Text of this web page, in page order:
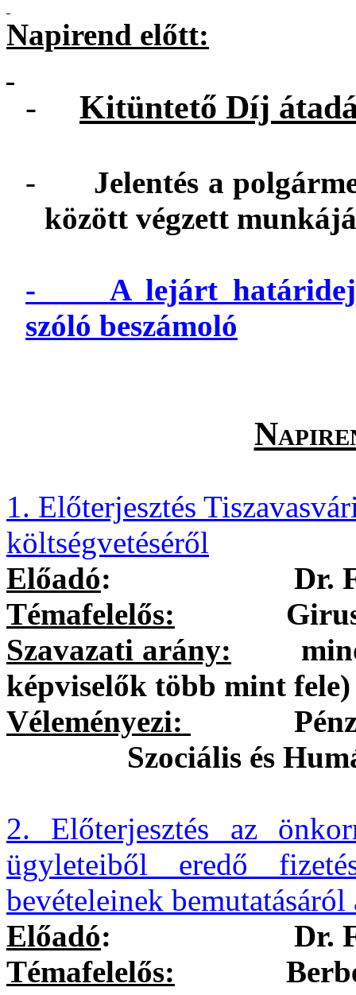
Napirend előtt:
- Kitüntető Díj
-
Jelentés a
között végzett
- A lejárt határidejű
szóló beszámoló
1. Előterjesztés
költségvetéséről
Előadó:
Dr.
Témafelelős: Girus
Szavazati arány:
képviselők több mint fele)
Véleményezi:
Szociális és
2. Előterjesztés az
ügyleteiből eredő
bevételeinek
Előadó:
Dr.
Témafelelős: Berbécs